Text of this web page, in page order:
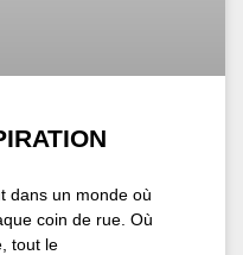
dans un monde où
coin de rue. Où
tout le